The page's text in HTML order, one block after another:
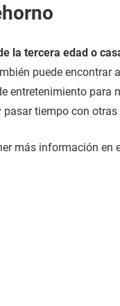
la tercera edad o
puede encontrar
entretenimiento para
pasar tiempo con otras
más información en